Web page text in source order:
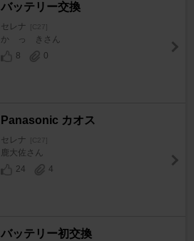
バッテリー交換
セレナ [C27]
か っ きさん
8
0
Panasonic カオス
セレナ [C27]
鹿大佐さん
24
4
バッテリー初交換